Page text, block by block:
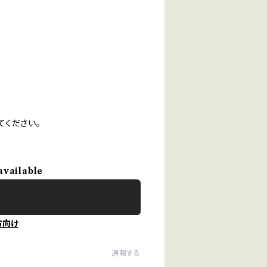
ださい。
向け
通報する